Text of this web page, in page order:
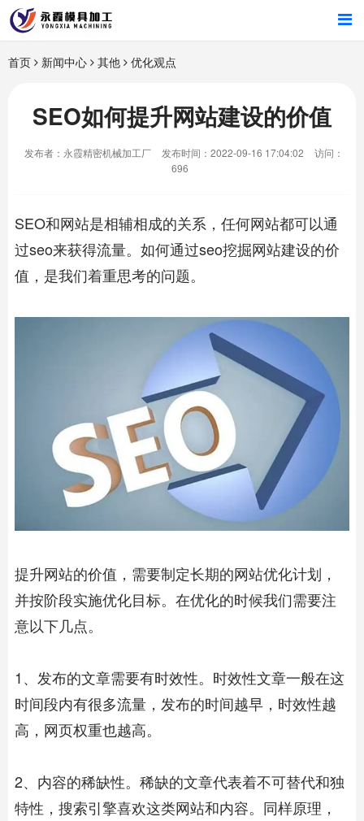
首页
产品中心
新闻中心
首页 新闻中心 其他 优化观点
SEO如何提升网站建设的价值
发布者：永霞精密机械加工厂 发布时间：2022-09-16 17:04:02
访问：
696
SEO和网站是相辅相成的关系，任何网站都可以通
过seo来获得流量。如何通过seo挖掘网站建设的价
值，是我们着重思考的问题。
提升网站的价值，需要制定长期的网站优化计划，
并按阶段实施优化目标。在优化的时候我们需要注
意以下几点。
1、发布的文章需要有时效性。时效性文章一般在这
时间段内有很多流量，发布的时间越早，时效性越
高，网页权重也越高。
2、内容的稀缺性。稀缺的文章代表着不可替代和独
特性，搜索引擎喜欢这类网站和内容。同样原理，